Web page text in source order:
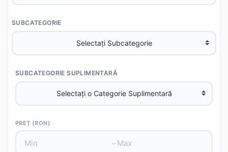
SUBCATEGORIE
SUBCATEGORIE SUPLIMENTARĂ
PREȚ (RON)
–